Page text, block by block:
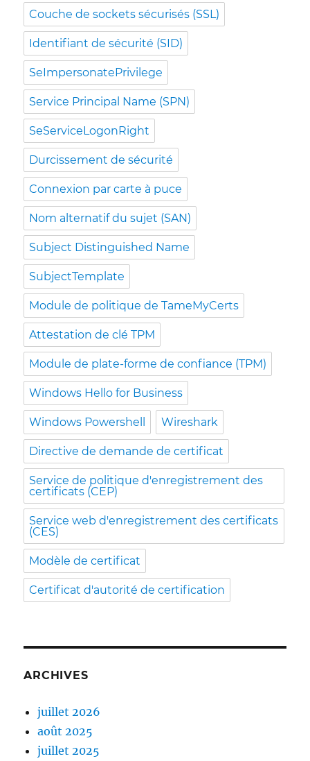
Couche de sockets sécurisés (SSL)
Identifiant de sécurité (SID)
SeImpersonatePrivilege
Service Principal Name (SPN)
SeServiceLogonRight
Durcissement de sécurité
Connexion par carte à puce
Nom alternatif du sujet (SAN)
Subject Distinguished Name
SubjectTemplate
Module de politique de TameMyCerts
Attestation de clé TPM
Module de plate-forme de confiance (TPM)
Windows Hello for Business
Windows Powershell Wireshark
Directive de demande de certificat
Service de politique d'enregistrement des
certificats (CEP)
Service web d'enregistrement des certificats
(CES)
Modèle de certificat
Certificat d'autorité de certification
ARCHIVES
juillet 2026
août 2025
juillet 2025